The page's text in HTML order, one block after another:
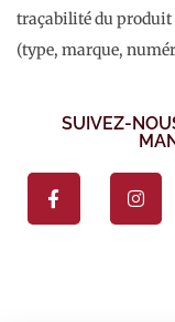
traçabilité du produit
(type, marque,
SUIVEZ-